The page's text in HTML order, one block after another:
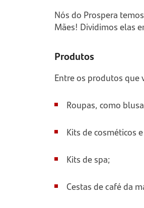
Nós do Prospera
Mães! Dividimos elas
Produtos
Entre os produtos que
Roupas, como
Kits de cosméticos
Kits de spa;
Cestas de café da